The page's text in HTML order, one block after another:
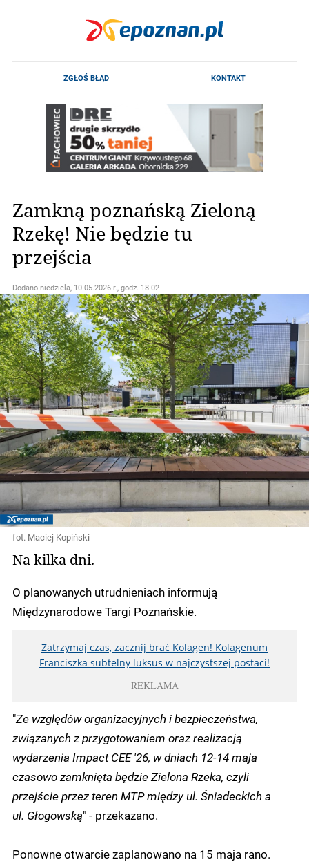
Zamkną poznańską Zieloną
Rzekę! Nie będzie tu
przejścia
Dodano niedziela, 10.05.2026 r., godz. 18.02
fot. Maciej Kopiński
Na kilka dni.
O planowanych utrudnieniach informują
Międzynarodowe Targi Poznańskie.
Zatrzymaj czas, zacznij brać Kolagen! Kolagenum
Franciszka subtelny luksus w najczystszej postaci!
REKLAMA
"Ze względów organizacyjnych i bezpieczeństwa,
związanych z przygotowaniem oraz realizacją
wydarzenia Impact CEE '26, w dniach 12-14 maja
czasowo zamknięta będzie Zielona Rzeka, czyli
przejście przez teren MTP między ul. Śniadeckich a
ul. Głogowską" - przekazano.
Ponowne otwarcie zaplanowano na 15 maja rano.